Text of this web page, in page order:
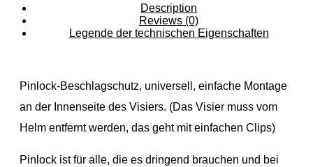
Description
Reviews (0)
Legende der technischen Eigenschaften
Pinlock-Beschlagschutz, universell, einfache Montage
an der Innenseite des Visiers. (Das Visier muss vom
Helm entfernt werden, das geht mit einfachen Clips)
Pinlock ist für alle, die es dringend brauchen und bei